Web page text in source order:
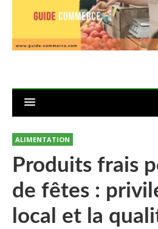
ALIMENTATION
Produits frais
de fêtes :
local et la